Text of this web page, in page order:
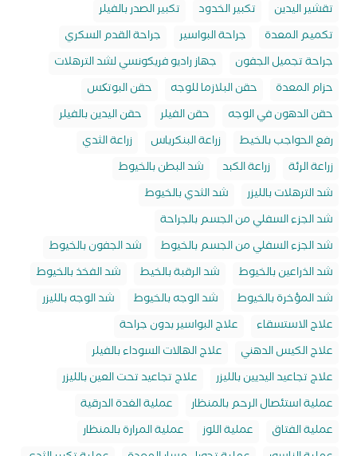
تقشير اليدين
تكبير الخدود
تكبير الصدر بالفيلر
تكميم المعدة
جراحة البواسير
جراحة القدم السكري
جراحة تجميل الجفون
جهاز راديو فريكونسي لشد الترهلات
حزام المعدة
حقن البلازما للوجه
حقن البوتکس
حقن الدهون في الوجه
حقن الفيلر
حقن اليدين بالفيلر
رفع الحواجب بالخيط
زراعة البنكرياس
زراعة الثدي
زراعة الرئة
زراعة الكبد
شد البطن بالخيوط
شد الترهلات بالليزر
شد الثدي بالخيوط
شد الجزء السفلي من الجسم بالجراحة
شد الجزء السفلي من الجسم بالخيوط
شد الجفون بالخيوط
شد الذراعين بالخيوط
شد الرقبة بالخيط
شد الفخذ بالخيوط
شد المؤخرة بالخيوط
شد الوجه بالخيوط
شد الوجه بالليزر
علاج الاستسقاء
علاج البواسير بدون جراحة
علاج الكيس الدهني
علاج الهالات السوداء بالفيلر
علاج تجاعيد اليديين بالليزر
علاج تجاعيد تحت العين بالليزر
عملية استئصال الرحم بالمنظار
عملية الغدة الدرقية
عملية الفتاق
عملية اللوز
عملية المرارة بالمنظار